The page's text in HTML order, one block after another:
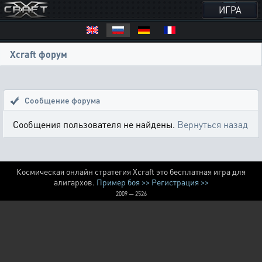
ИГРА
Xcraft форум
Сообщение форума
Сообщения пользователя не найдены. Вернуться назад
Космическая онлайн стратегия Xcraft это бесплатная игра для
алигархов. Пример боя >> Регистрация >>
2009 — 2526